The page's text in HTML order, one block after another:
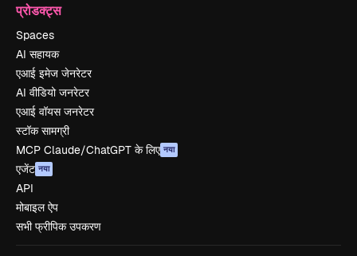
प्रोडक्ट्स
Spaces
AI सहायक
एआई इमेज जेनरेटर
AI वीडियो जनरेटर
एआई वॉयस जनरेटर
स्टॉक सामग्री
MCP Claude/ChatGPT के लिए नया
एजेंट नया
API
मोबाइल ऐप
सभी फ्रीपिक उपकरण